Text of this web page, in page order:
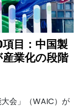
目：中国製
業化の段階
会」（WAIC）が